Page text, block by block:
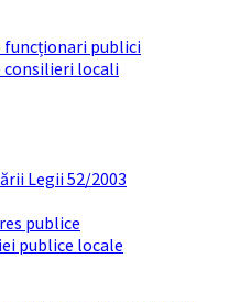
funcționari publici
consilieri locali
Legii 52/2003
publice
publice locale